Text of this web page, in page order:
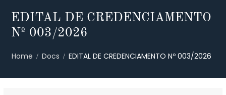
EDITAL DE CREDENCIAMENTO
Nº 003/2026
Home Docs EDITAL DE CREDENCIAMENTO Nº 003/2026